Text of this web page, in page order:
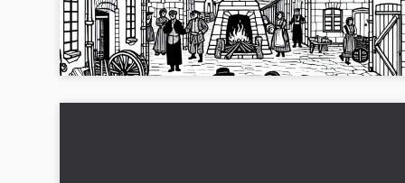
En familie deler deres måltid i gården i en
fra den industrielle revolution. Få den gratis malebog i JPG-
format, print den ud eller m...